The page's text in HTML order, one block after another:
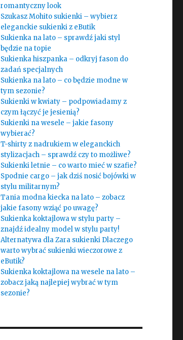
romantyczny look
Szukasz Mohito sukienki – wybierz
eleganckie sukienki z eButik
Sukienka na lato – sprawdź jaki styl
będzie na topie
Sukienka hiszpanka – odkryj fason do
zadań specjalnych
Sukienka na lato – co będzie modne w
tym sezonie?
Sukienki w kwiaty – podpowiadamy z
czym łączyć je jesienią?
Sukienki na wesele – jakie fasony
wybierać?
T-shirty z nadrukiem w eleganckich
stylizacjach – sprawdź czy to możliwe?
Sukienki letnie – co warto mieć w szafie?
Spodnie cargo – jak dziś nosić bojówki w
stylu militarnym?
Tania modna kiecka na lato – zobacz
jakie fasony wziąć po uwagę?
Sukienka koktajlowa w stylu party –
znajdź idealny model w stylu party!
Alternatywa dla Zara sukienki Dlaczego
warto wybrać sukienki wieczorowe z
eButik?
Sukienka koktajlowa na wesele na lato –
zobacz jaką najlepiej wybrać w tym
sezonie?